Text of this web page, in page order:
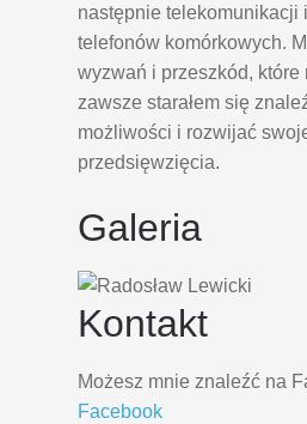
następnie telekomunikacji
telefonów komórkowych.
wyzwań i przeszkód, które
zawsze starałem się
możliwości i rozwijać
przedsięwzięcia.
Galeria
Kontakt
Możesz mnie znaleźć na
Facebook